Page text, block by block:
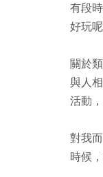
有段
好玩
關於
與人
活動
對我
時候